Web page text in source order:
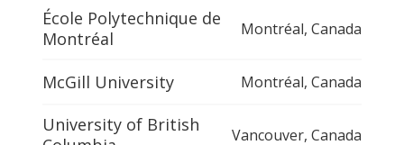
École Polytechnique de
Montréal
Montréal, Canada
McGill University Montréal, Canada
University of British
Vancouver, Canada